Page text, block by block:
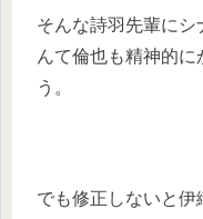
そんな詩羽先輩に
んて倫也も精神的に
う。
でも修正しないと伊